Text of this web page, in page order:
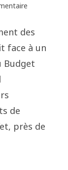
des
face à un
Budget
de
près de